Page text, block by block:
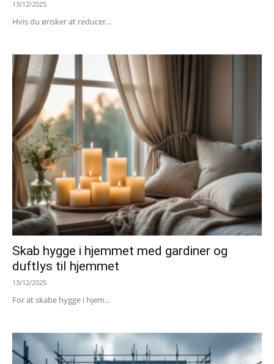
13/12/2025
Hvis du ønsker at reducer...
Skab hygge i hjemmet med gardiner og
duftlys til hjemmet
13/12/2025
For at skabe hygge i hjem...